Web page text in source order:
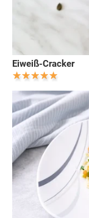
Eiweiß-Cracker